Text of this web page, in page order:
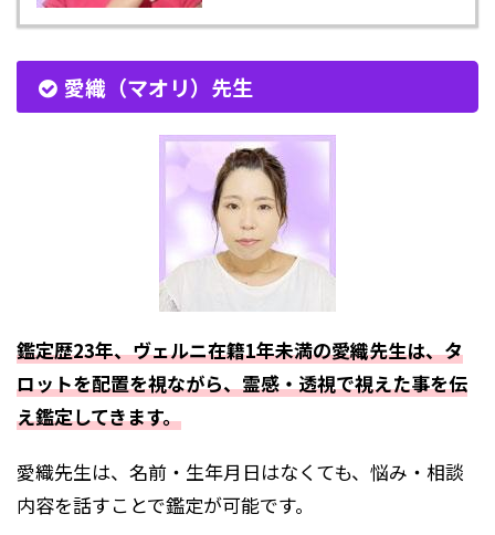
愛織（マオリ）先生
鑑定歴23年、ヴェルニ在籍1年未満の愛織先生は、タ
ロットを配置を視ながら、霊感・透視で視えた事を伝
え鑑定してきます。
愛織先生は、名前・生年月日はなくても、悩み・相談
内容を話すことで鑑定が可能です。